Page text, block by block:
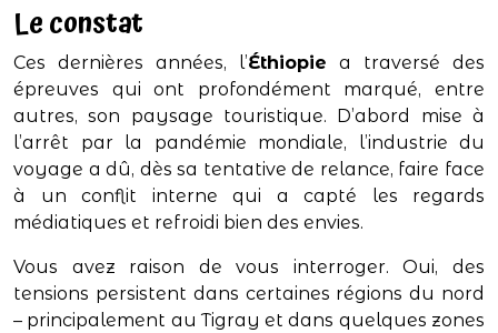
Le constat
Ces dernières années, l’Éthiopie a traversé des
épreuves qui ont profondément marqué, entre
autres, son paysage touristique. D’abord mise à
l’arrêt par la pandémie mondiale, l’industrie du
voyage a dû, dès sa tentative de relance, faire face
à un conflit interne qui a capté les regards
médiatiques et refroidi bien des envies.
Vous avez raison de vous interroger. Oui, des
tensions persistent dans certaines régions du nord
– principalement au Tigray et dans quelques zones